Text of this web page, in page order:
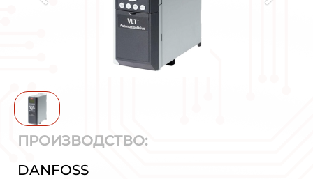
ПРОИЗВОДСТВО:
DANFOSS